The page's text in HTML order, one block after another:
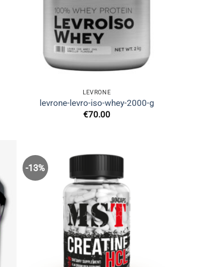
LEVRONE
levrone-levro-iso-whey-2000-g
€70.00
-13%